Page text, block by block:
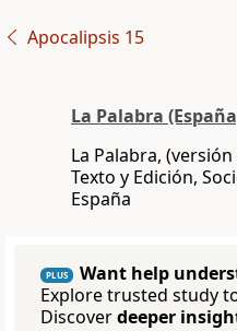
Apocalipsis 15
La Palabra
La Palabra,
Texto y Edición,
España
PLUS
Want help
Explore trusted study
Discoverdeeper